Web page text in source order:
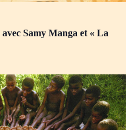
Samy Manga et « La